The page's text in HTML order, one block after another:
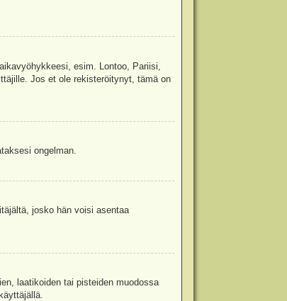
esim. Lontoo, Pariisi,
Jos et ole rekisteröitynyt, tämä on
ongelman.
josko hän voisi asentaa
laatikoiden tai pisteiden muodossa